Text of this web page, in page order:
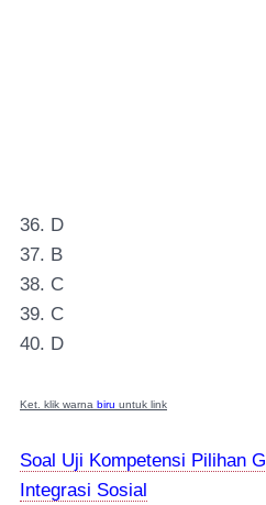
36. D
37. B
38. C
39. C
40. D
Ket. klik warna biru untuk link
Soal Uji Kompetensi Pilihan
Integrasi Sosial